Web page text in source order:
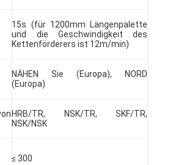
15s (für 1200mm Längenpalette
und die Geschwindigkeit des
Kettenförderers ist 12m/min)
NÄHEN Sie (Europa), NORD
(Europa)
HRB/TR, NSK/TR, SKF/TR,
NSK/NSK
≤ 300